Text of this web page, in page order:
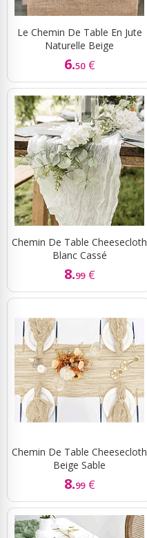
Le Chemin De Table En Jute
Naturelle Beige
6.50 €
Chemin De Table Cheesecloth
Blanc Cassé
8.99 €
Chemin De Table Cheesecloth
Beige Sable
8.99 €